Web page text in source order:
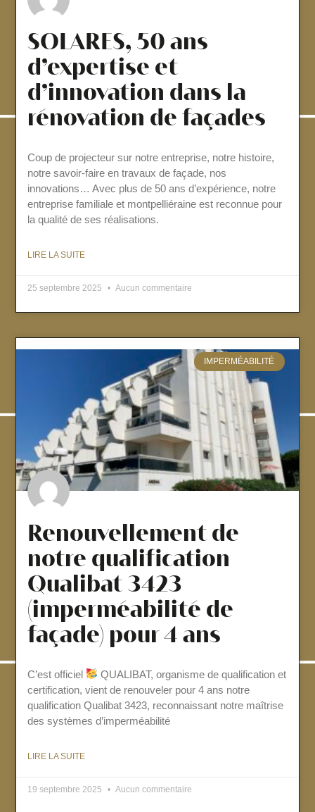
SOLARES, 50 ans
d’expertise et
d’innovation dans la
rénovation de façades
Coup de projecteur sur notre entreprise, notre histoire,
notre savoir-faire en travaux de façade, nos
innovations… Avec plus de 50 ans d’expérience, notre
entreprise familiale et montpelliéraine est reconnue pour
la qualité de ses réalisations.
LIRE LA SUITE
25 septembre 2025 Aucun commentaire
IMPERMÉABILITÉ
Renouvellement de
notre qualification
Qualibat 3423
(imperméabilité de
façade) pour 4 ans
C’est officiel
QUALIBAT, organisme de qualification et
certification, vient de renouveler pour 4 ans notre
qualification Qualibat 3423, reconnaissant notre maîtrise
des systèmes d’imperméabilité
LIRE LA SUITE
19 septembre 2025 Aucun commentaire